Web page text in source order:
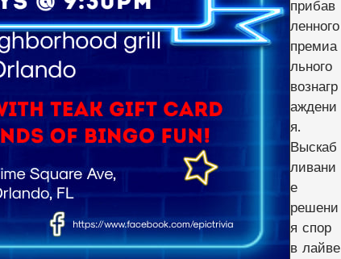
прибав
ленного
премиа
льного
вознагр
аждени
я.
Выскаб
ливани
е
решени
я спор
в лайве